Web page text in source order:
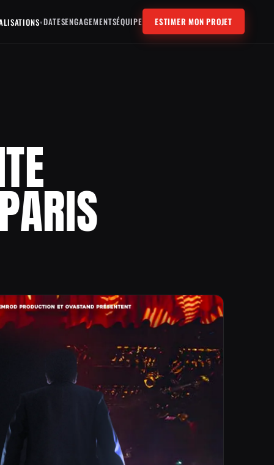
▾DATESENGAGEMENTSÉQUIPE ESTIMER MON PROJET